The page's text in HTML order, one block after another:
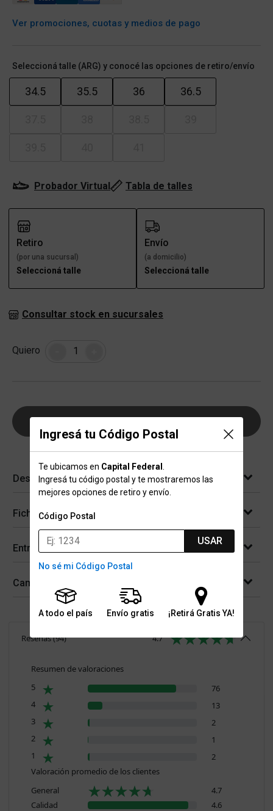
Ingresá tu Código Postal
Te ubicamos en Capital Federal
Ingresá tu código postal y te mostraremos las
mejores opciones de retiro y envío.
Código Postal
USAR
No sé mi Código Postal
A todo el país Envío gratis ¡Retirá Gratis YA!
Ver promociones, cuotas y medios de pago
Seleccioná talle (ARG) y conocé las opciones de retiro/envío
34.5 35.5 36 36.5
Probador Virtual Tabla de talles
Retiro
(por una sucursal)
Seleccioná talle
Envío
(a domicilio)
Seleccioná talle
Consultar stock en sucursales
Quiero Cantidad
AGREGAR AL CARRITO
Descripción
Ficha técnica
Entregas
Cambios y devoluciones
Reseñas(94) 4.7
Resumen de valoraciones
5
76
4
13
3
2
2
1
1
2
Valoración promedio de los clientes
General
4.7
Calidad
4.6